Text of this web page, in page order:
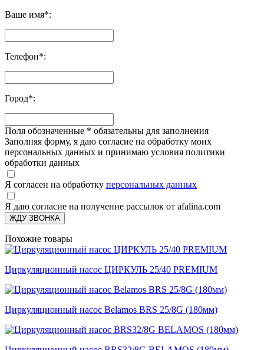
Ваше имя*:
Телефон*:
Город*:
Поля обозначенные * обязательны для заполнения
Заполняя форму, я даю согласие на обработку моих
персональных данных и принимаю условия политики
обработки данных
Я согласен на обработку персональных данных
Я даю согласие на получение рассылок от afalina.com
ЖДУ ЗВОНКА
Похожие товары
Циркуляционный насос ЦИРКУЛЬ 25/40 PREMIUM
Циркуляционный насос Belamos BRS 25/8G (180мм)